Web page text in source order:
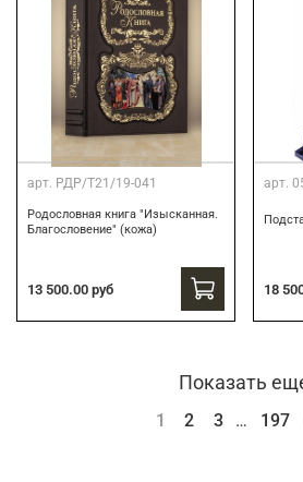
арт. РДР/Т21/19-041
Родословная книга "Изысканная.
Благословение" (кожа)
13 500.00 руб
арт.
18
Показать
1 2 3 … 197